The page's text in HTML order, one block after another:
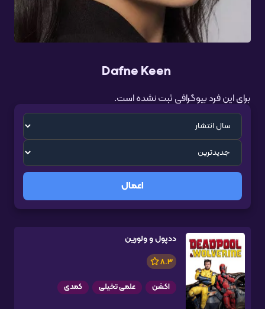
Dafne Keen
برای این فرد بیوگرافی ثبت نشده است.
اعمال
ددپول و ولورین
8.3
اکشن علمی تخیلی کمدی